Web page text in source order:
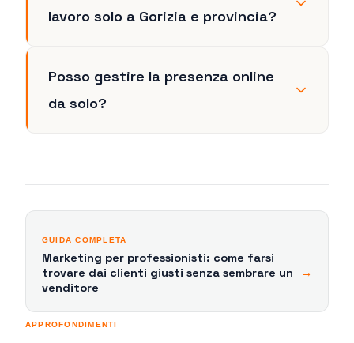
lavoro solo a Gorizia e provincia?
Posso gestire la presenza online
da solo?
GUIDA COMPLETA
Marketing per professionisti: come farsi
trovare dai clienti giusti senza sembrare un
venditore
→
APPROFONDIMENTI